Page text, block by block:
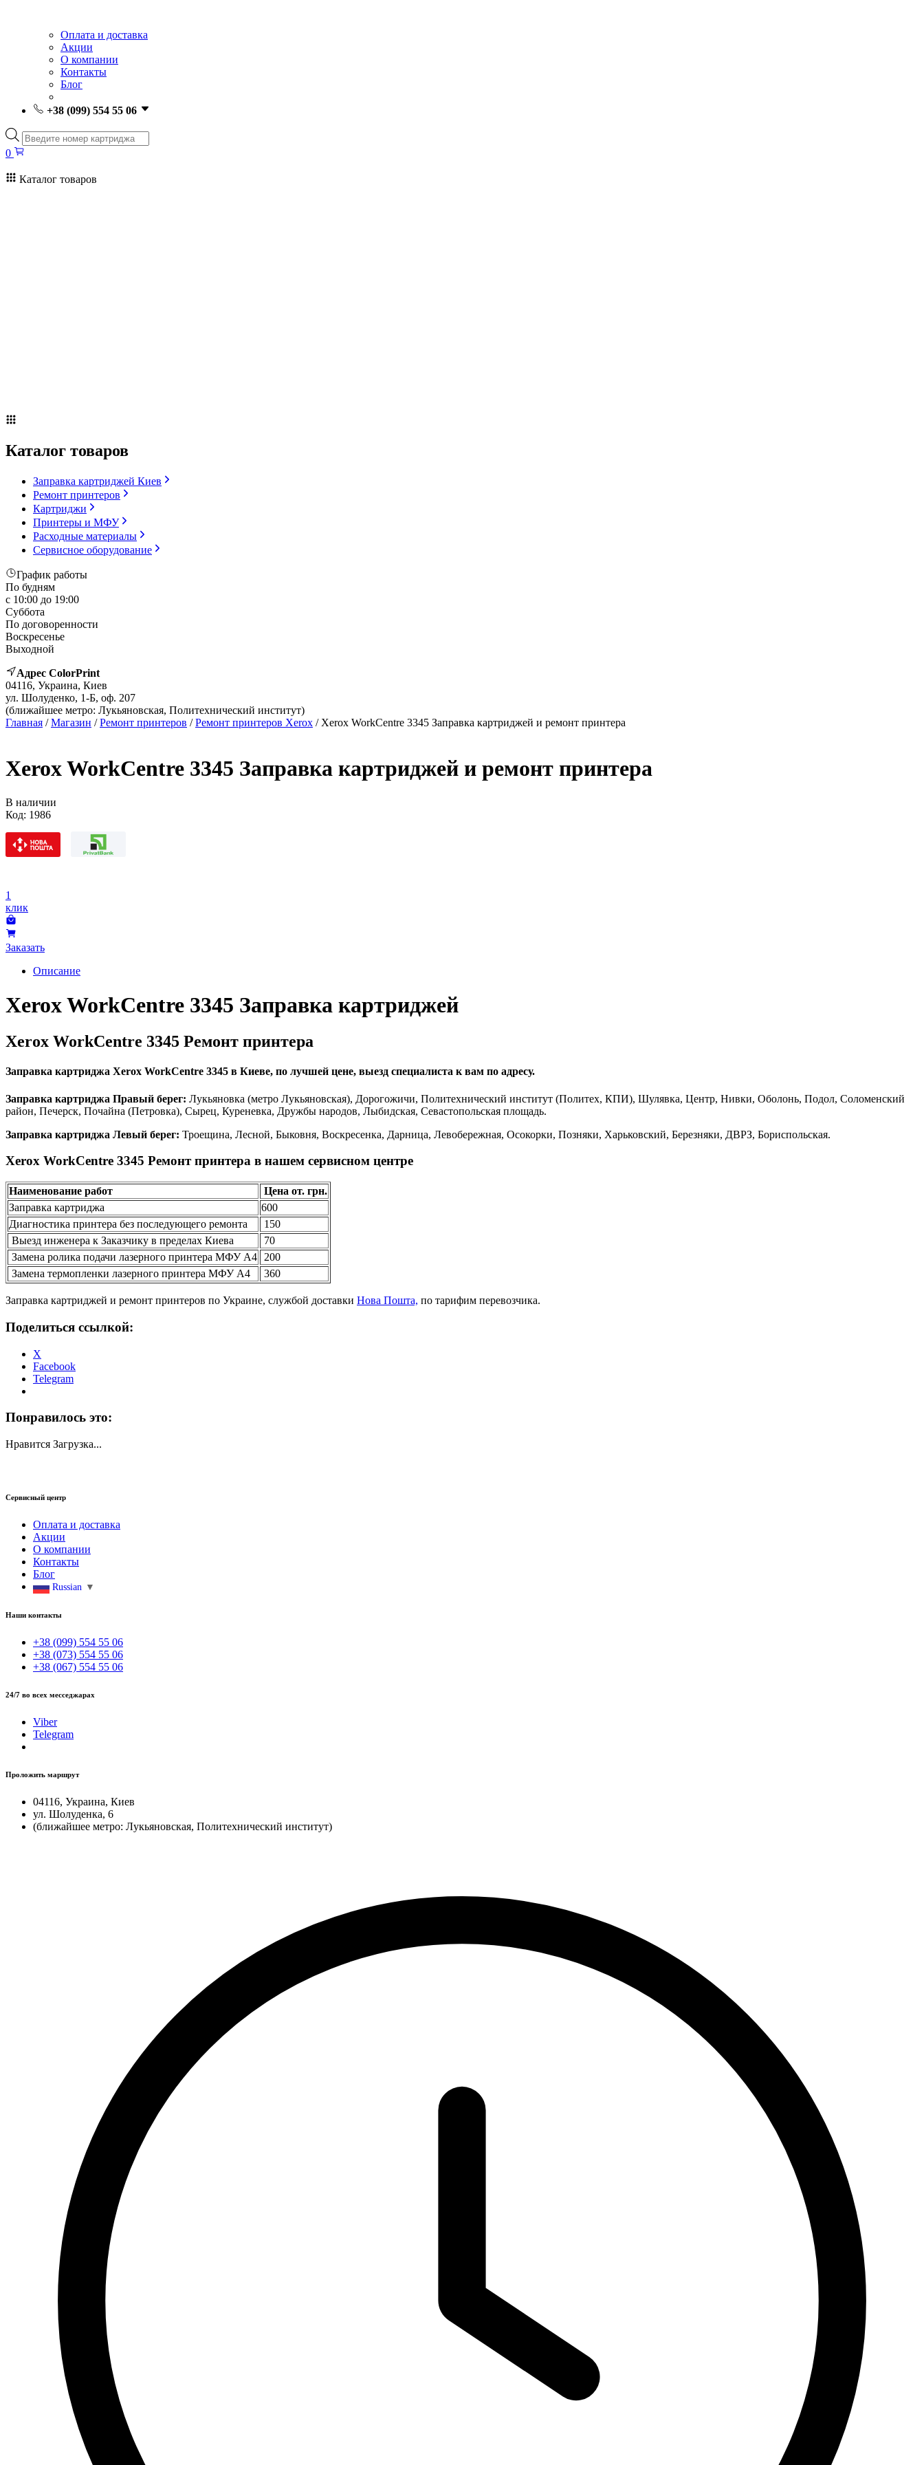
Оплата и доставка
Акции
О компании
Контакты
Блог
+38 (099) 554 55 06
Поиск
товаров
0
Каталог товаров
Каталог товаров
Заправка картриджей Киев
Ремонт принтеров
Картриджи
Принтеры и МФУ
Расходные материалы
Сервисное оборудование
График работы
По будням
с 10:00 до 19:00
Суббота
По договоренности
Воскресенье
Выходной
Адрес ColorPrint
04116, Украина, Киев
ул. Шолуденко, 1-Б, оф. 207
(ближайшее метро: Лукьяновская, Политехнический институт)
Главная /Магазин /Ремонт принтеров /Ремонт принтеров Xerox / Xerox WorkCentre 3345 Заправка картриджей и ремонт принтера
Xerox WorkCentre 3345 Заправка картриджей и ремонт принтера
В наличии
Код: 1986
1
клик
Заказать
Описание
Xerox WorkCentre 3345 Заправка картриджей
Xerox WorkCentre 3345 Ремонт принтера
Заправка картриджа Xerox WorkCentre 3345 в Киеве, по лучшей цене, выезд специалиста к вам по адресу.
Заправка картриджа Правый берег: Лукьяновка (метро Лукьяновская), Дорогожичи, Политехнический институт (Политех, КПИ), Шулявка, Центр, Нивки, Оболонь, Подол, Соломенский
район, Печерск, Почайна (Петровка), Сырец, Куреневка, Дружбы народов, Лыбидская, Севастопольская площадь.
Заправка картриджа Левый берег: Троещина, Лесной, Быковня, Воскресенка, Дарница, Левобережная, Осокорки, Позняки, Харьковский, Березняки, ДВРЗ, Бориспольская.
Xerox WorkCentre 3345 Ремонт принтера в нашем сервисном центре
Наименование работ
Цена от. грн.
Заправка картриджа
600
Диагностика принтера без последующего ремонта
150
Выезд инженера к Заказчику в пределах Киева
70
Замена ролика подачи лазерного принтера МФУ А4
200
Замена термопленки лазерного принтера МФУ А4
360
Заправка картриджей и ремонт принтеров по Украине, службой доставки Нова Пошта, по тарифим перевозчика.
Поделиться ссылкой:
X
Facebook
Telegram
Понравилось это:
Нравится Загрузка...
Сервисный центр
Оплата и доставка
Акции
О компании
Контакты
Блог
Russian ▼
Наши контакты
+38 (099) 554 55 06
+38 (073) 554 55 06
+38 (067) 554 55 06
24/7 во всех месседжарах
Viber
Telegram
Проложить маршрут
04116, Украина, Киев
ул. Шолуденка, 6
(ближайшее метро: Лукьяновская, Политехнический институт)